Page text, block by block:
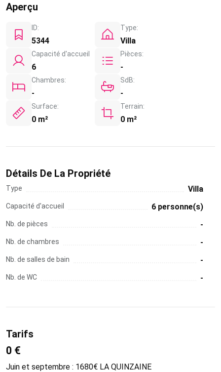
Aperçu
ID:
5344
Type:
Villa
Capacité d'accueil
6
Pièces:
-
Chambres:
-
SdB:
-
Surface:
0 m²
Terrain:
0 m²
Détails De La Propriété
Type Villa
Capacité d'accueil 6 personne(s)
Nb. de pièces -
Nb. de chambres -
Nb. de salles de bain -
Nb. de WC -
Tarifs
0 €
Juin et septembre : 1680€ LA QUINZAINE